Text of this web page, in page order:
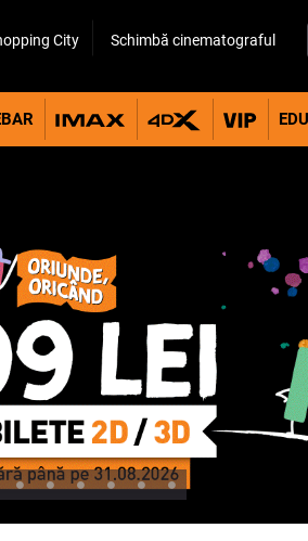
City Schimbă cinematograful